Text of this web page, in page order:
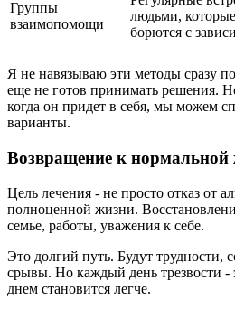
Группы
взаимопомощи
людьми,
борются с
Я не навязываю эти методы сразу
еще не готов принимать решения.
когда он придет в себя, мы можем
варианты.
Возвращение к нормальной
Цель лечения - не просто отказ от
полноценной жизни.
семье, работы, уважения к себе.
Это долгий путь. Будут трудности,
срывы. Но каждый день трезвости
днем становится легче.